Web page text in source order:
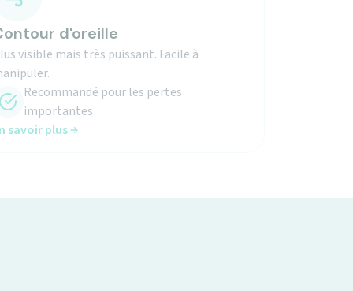
visible mais très puissant. Facile à
Recommandé pour les pertes
importantes
En savoir plus